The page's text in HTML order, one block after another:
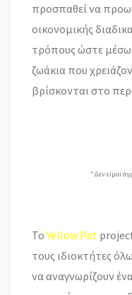
προσπαθεί να
οικονομικής
τρόπους ώστε μέσω
ζωάκια που
βρίσκονται στο
"Δεν είμαι
ΤοYellow Pet
τους ιδιοκτήτες
να αναγνωρίζουν